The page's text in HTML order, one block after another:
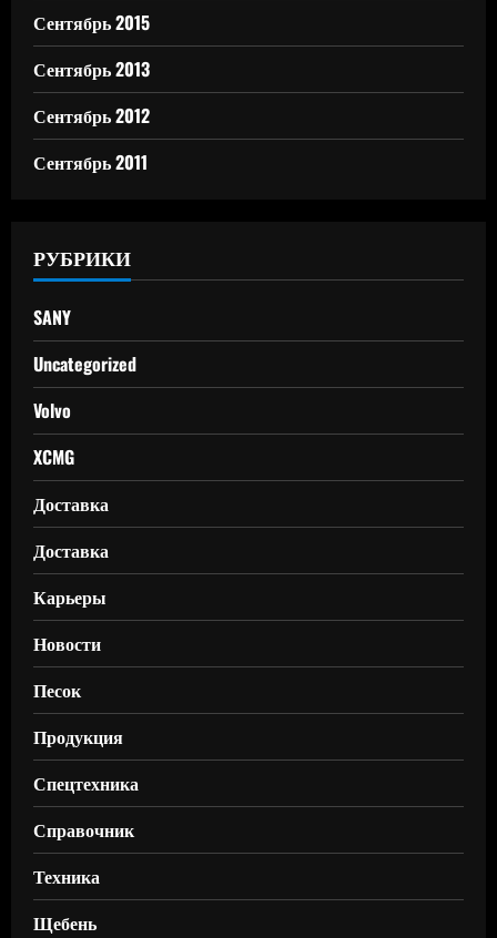
Сентябрь 2015
Сентябрь 2013
Сентябрь 2012
Сентябрь 2011
РУБРИКИ
SANY
Uncategorized
Volvo
XCMG
Доставка
Доставка
Карьеры
Новости
Песок
Продукция
Спецтехника
Справочник
Техника
Щебень